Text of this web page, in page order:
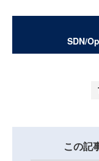
SDN/
この記